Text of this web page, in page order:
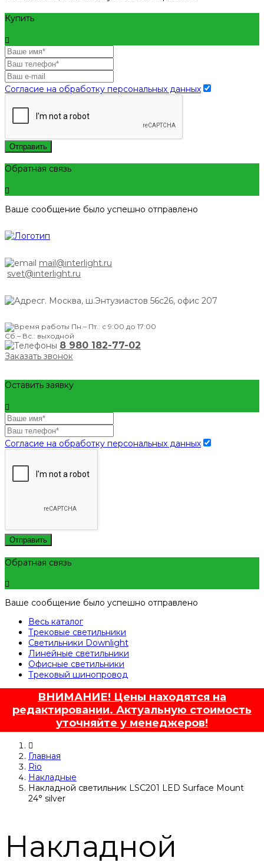
Купить
Согласие на обработку персональных данных
Отправить
Обратная связь
Ваше сообщение было успешно отправлено
mail@interlight.ru
svet@interlight.ru
г. Москва, ш.Энтузиастов 56с26, офис 207
Пн.– Пт.: с 9:00 до 17:00
Сб.– Вс.: выходной
8 980 182-77-02
Заказать звонок
Оставить заявку
Согласие на обработку персональных данных
Отправить
Обратная связь
Ваше сообщение было успешно отправлено
Весь каталог
Трековые светильники
Светильники Downlight
Линейные светильники
Офисные светильники
Трековый шинопровод
ВНИМАНИЕ! Цены находятся на
редактировании. Актуальную стоимость
уточняйте у менеджеров!
Главная
Rio
Накладные
Накладной светильник LSC201 LED Surface Mount
24° silver
Накладной